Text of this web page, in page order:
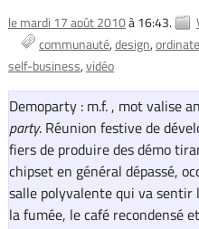
le mardi 17 août 2010à 16:43.
communauté design
self-business vidéo
Demoparty : m.f. , mot valise
party. Réunion festive de
fiers de produire des démo
chipset en général dépassé,
salle polyvalente qui va sentir
la fumée, le café recondensé